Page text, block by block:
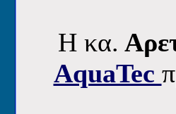
H κα.
AquaTec